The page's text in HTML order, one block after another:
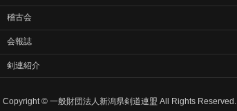
稽古会
会報誌
剣連紹介
Copyright © 一般財団法人新潟県剣道連盟 All Rights Reserved.